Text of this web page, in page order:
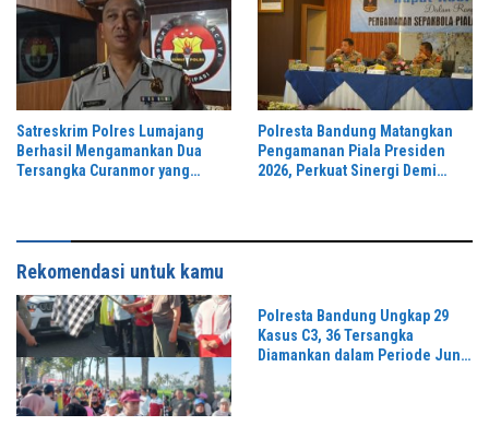
Satreskrim Polres Lumajang
Berhasil Mengamankan Dua
Tersangka Curanmor yang
Polresta Bandung Matangkan
Pengamanan Piala Presiden
2026, Perkuat Sinergi Demi
Rekomendasi untuk kamu
Polresta Bandung Ungkap 29
Kasus C3, 36 Tersangka
Diamankan dalam Periode Juni-